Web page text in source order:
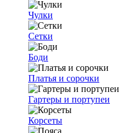
Чулки
Сетки
Боди
Платья и сорочки
Гартеры и портупеи
Корсеты